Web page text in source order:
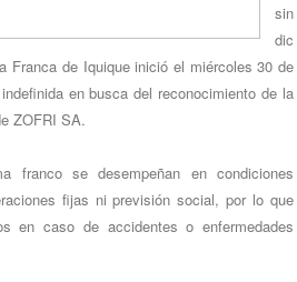
sin
dic
Franca de Iquique inició el miércoles 30 de
en busca del reconocimiento de la
ZOFRI SA.
franco se desempeñan en condiciones
fijas ni previsión social, por lo que
en caso de accidentes o enfermedades